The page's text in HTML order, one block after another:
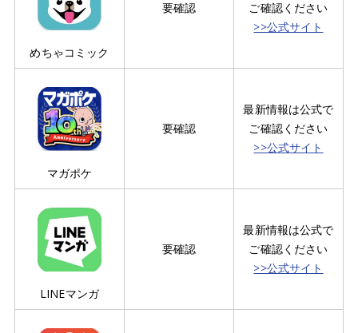
めちゃコミック
要確認
ご確認ください
>>公式サイト
マガポケ
要確認
最新情報は公式で
ご確認ください
>>公式サイト
LINEマンガ
要確認
最新情報は公式で
ご確認ください
>>公式サイト